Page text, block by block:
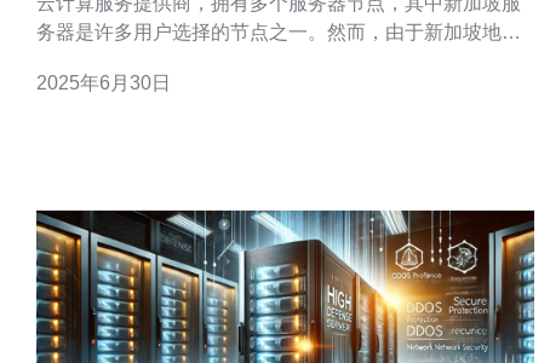
务器是许多用户选择的节点之一。然而，由于新加坡地理
题。 新加坡作为一个国际金融中心，网络拥挤情况较为严
2025年6月30日